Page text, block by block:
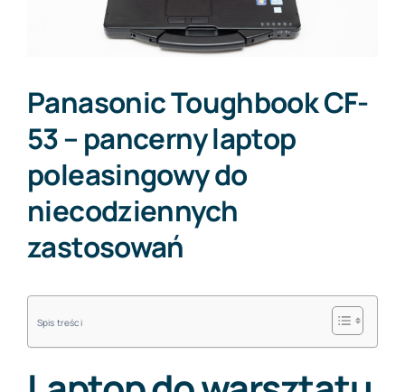
Forum PŚK
O nas
Kontakt
BEZPŁATNA KONSULTACJA
Panasonic Toughbook CF-
53 – pancerny laptop
poleasingowy do
niecodziennych
zastosowań
Spis treści